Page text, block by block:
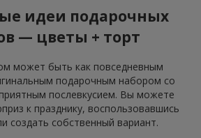
идеи подарочных
— цветы + торт
может быть как повседневным
подарочным набором со
послевкусием. Вы можете
к празднику, воспользовавшись
создать собственный вариант.